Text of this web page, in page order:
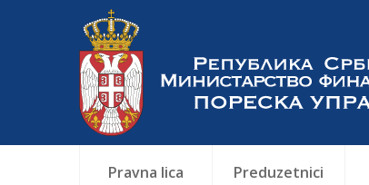
Pravna lica Preduzetnici